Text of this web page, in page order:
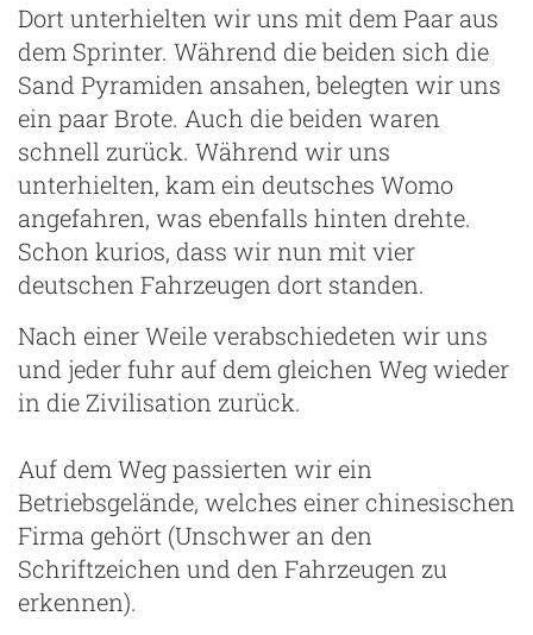
Dort unterhielten wir uns mit dem Paar aus
dem Sprinter. Während die beiden sich die
Sand Pyramiden ansahen, belegten wir uns
ein paar Brote. Auch die beiden waren
schnell zurück. Während wir uns
unterhielten, kam ein deutsches Womo
angefahren, was ebenfalls hinten drehte.
Schon kurios, dass wir nun mit vier
deutschen Fahrzeugen dort standen.
Nach einer Weile verabschiedeten wir uns
und jeder fuhr auf dem gleichen Weg wieder
in die Zivilisation zurück.
Auf dem Weg passierten wir ein
Betriebsgelände, welches einer chinesischen
Firma gehört (Unschwer an den
Schriftzeichen und den Fahrzeugen zu
erkennen).